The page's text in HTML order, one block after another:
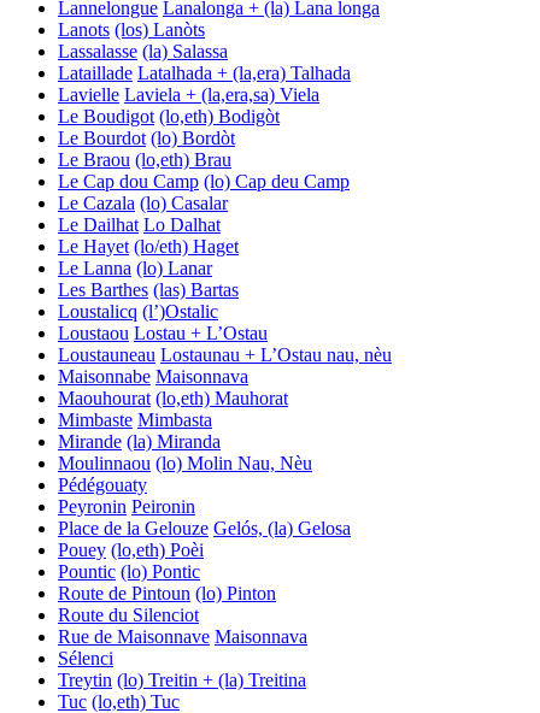
Lannelongue Lanalonga + (la) Lana longa
Lanots (los) Lanòts
Lassalasse (la) Salassa
Lataillade Latalhada + (la,era) Talhada
Lavielle Laviela + (la,era,sa) Viela
Le Boudigot (lo,eth) Bodigòt
Le Bourdot (lo) Bordòt
Le Braou (lo,eth) Brau
Le Cap dou Camp (lo) Cap deu Camp
Le Cazala (lo) Casalar
Le Dailhat Lo Dalhat
Le Hayet (lo/eth) Haget
Le Lanna (lo) Lanar
Les Barthes (las) Bartas
Loustalicq (l’)Ostalic
Loustaou Lostau + L’Ostau
Loustauneau Lostaunau + L’Ostau nau, nèu
Maisonnabe Maisonnava
Maouhourat (lo,eth) Mauhorat
Mimbaste Mimbasta
Mirande (la) Miranda
Moulinnaou (lo) Molin Nau, Nèu
Pédégouaty
Peyronin Peironin
Place de la Gelouze Gelós, (la) Gelosa
Pouey (lo,eth) Poèi
Pountic (lo) Pontic
Route de Pintoun (lo) Pinton
Route du Silenciot
Rue de Maisonnave Maisonnava
Sélenci
Treytin (lo) Treitin + (la) Treitina
Tuc (lo,eth) Tuc